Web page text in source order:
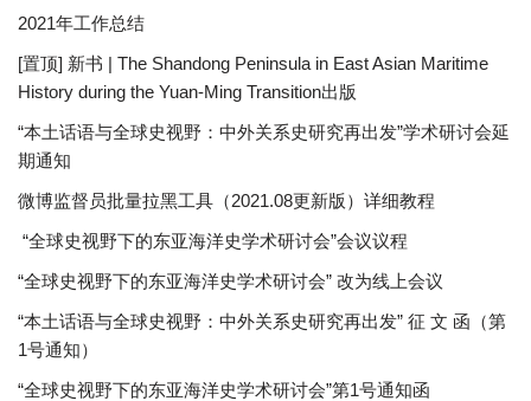
2021年工作总结
[置顶] 新书 | The Shandong Peninsula in East Asian Maritime
History during the Yuan-Ming Transition出版
“本土话语与全球史视野：中外关系史研究再出发”学术研讨会延
期通知
微博监督员批量拉黑工具（2021.08更新版）详细教程
“全球史视野下的东亚海洋史学术研讨会”会议议程
“全球史视野下的东亚海洋史学术研讨会” 改为线上会议
“本土话语与全球史视野：中外关系史研究再出发” 征 文 函（第
1号通知）
“全球史视野下的东亚海洋史学术研讨会”第1号通知函